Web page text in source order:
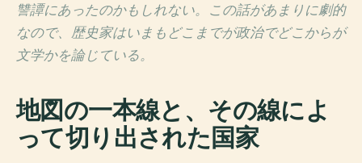
讐譚にあったのかもしれない。この話があまりに劇的
なので、歴史家はいまもどこまでが政治でどこからが
文学かを論じている。
地図の一本線と、その線によ
って切り出された国家